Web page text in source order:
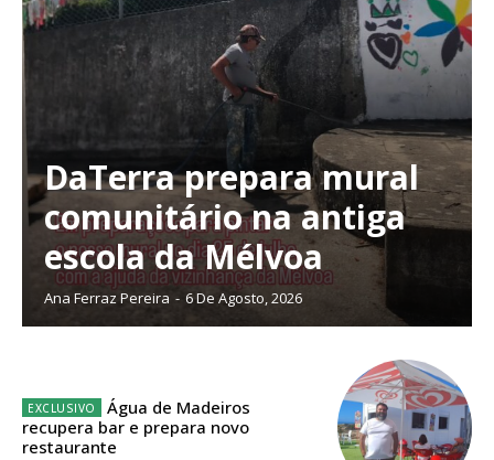
Faça-se assinante do Região de Cister e ajude-nos a manter este serviço
público!
Sendo assinante terá acesso a todos os conteúdos exclusivos e versões
digitais.
Escolha o plano de assinatura desejado:
ASSINATURA
IMPRESSA
32€
DaTerra prepara mural
comunitário na antiga
escola da Mélvoa
Ana Ferraz Pereira - 6 De Agosto, 2026
Água de Madeiros
recupera bar e prepara novo
restaurante